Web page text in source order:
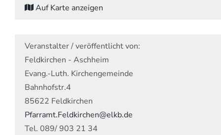
Auf Karte anzeigen
Veranstalter / veröffentlicht von:
Feldkirchen - Aschheim
Evang.-Luth. Kirchengemeinde
Bahnhofstr.4
85622 Feldkirchen
Pfarramt.Feldkirchen@elkb.de
Tel. 089/ 903 21 34